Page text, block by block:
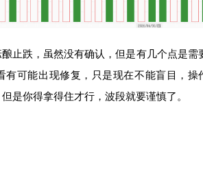
止跌，虽然没有确认，但是有几个点是
有可能出现修复，只是现在不能盲目，
是你得拿得住才行，波段就要谨慎了。